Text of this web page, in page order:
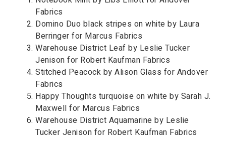
Fabrics
Domino Duo black stripes on white by Laura
Berringer for Marcus Fabrics
Warehouse District Leaf by Leslie Tucker
Jenison for Robert Kaufman Fabrics
Stitched Peacock by Alison Glass for Andover
Fabrics
Happy Thoughts turquoise on white by Sarah J.
Maxwell for Marcus Fabrics
Warehouse District Aquamarine by Leslie
Tucker Jenison for Robert Kaufman Fabrics